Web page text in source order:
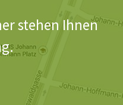
stehen Ihnen